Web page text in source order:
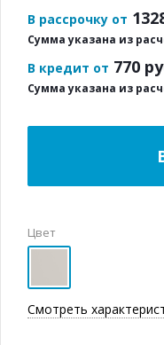
В рассрочку от
Сумма указана из
В кредит от 770
Сумма указана из
Цвет
Смотреть